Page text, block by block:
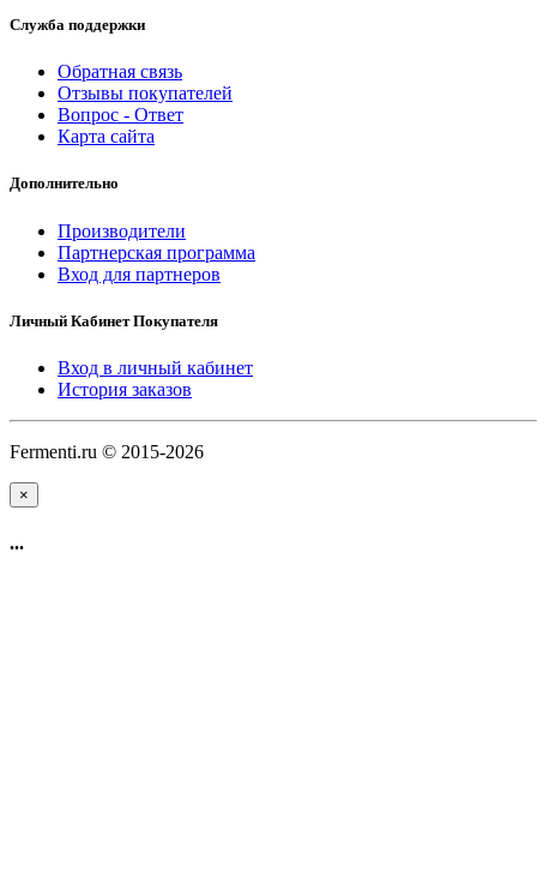
Служба поддержки
Обратная связь
Отзывы покупателей
Вопрос - Ответ
Карта сайта
Дополнительно
Производители
Партнерская программа
Вход для партнеров
Личный Кабинет Покупателя
Вход в личный кабинет
История заказов
Fermenti.ru © 2015-2026
×
...